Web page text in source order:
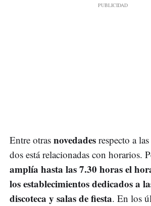
Entre otras novedades respecto a
dos está relacionadas con horarios.
amplía hasta las 7.30 horas el
los establecimientos dedicados a
discoteca y salas de fiesta. En los